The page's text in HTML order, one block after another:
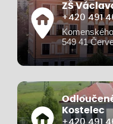
ZŠ
+420 491
549 41
Kostelec
+420 491